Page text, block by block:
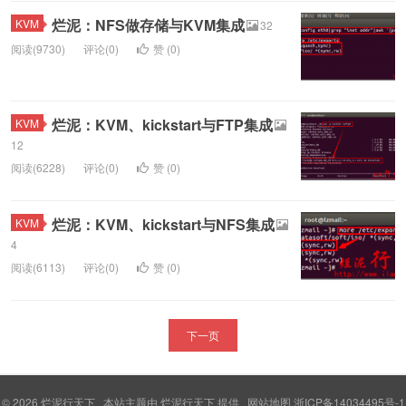
KVM 烂泥：NFS做存储与KVM集成
32
阅读(9730)
评论(0) 赞 (0)
KVM 烂泥：KVM、kickstart与FTP集成
12
阅读(6228)
评论(0) 赞 (0)
KVM 烂泥：KVM、kickstart与NFS集成
4
阅读(6113)
评论(0) 赞 (0)
下一页
© 2026 烂泥行天下本站主题由 烂泥行天下提供 网站地图 浙ICP备14034495号-1